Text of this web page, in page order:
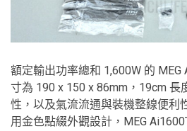
額定輸出功率總和 1,600W 的 MEG
寸為 190 x 150 x 86mm，19cm 長
性，以及氣流流通與裝機整線便利
用金色點綴外觀設計，MEG